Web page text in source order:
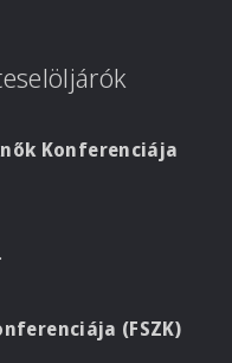
Konferenciája
(FSZK)